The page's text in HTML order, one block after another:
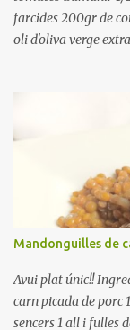
farcides 200gr de
oli d'oliva verge
Renteu les tomates
rodanxes. Una
ben escorreguts,
el pebrot, la ceba,
Amaniu amb sal i
Mandonguilles de
Avui plat únic!!
carn picada de porc
sencers 1 all i fulles